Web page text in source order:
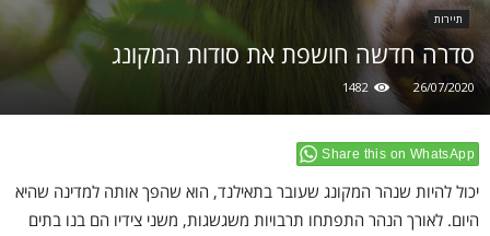
תיירות
סדרה חדשה חושפת את סודות המקונג
26/07/2020
1482
Share this on WhatsApp
יכול להיות שנהר המקונג שעובר בתאילנד, הוא שהפך אותה למדינה שהיא
היום. לאורך הנהר התפתחו תרבויות משגשגות, משני צידיו הם בנו בתים